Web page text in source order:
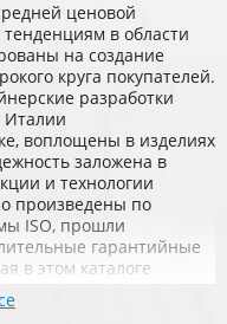
ценовой
в области
на создание
круга покупателей.
разработки
Италии
воплощены в изделиях
заложена в
и технологии
произведены по
ISO, прошли
гарантийные
в этом каталоге
дизайнерскую мебель
ванны. Все